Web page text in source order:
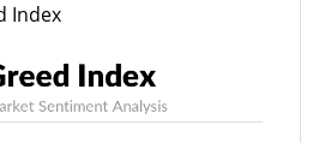
Index